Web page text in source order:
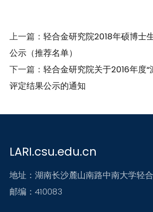
上一篇：轻合金研究院2018年硕博士
公示（推荐名单）
下一篇：轻合金研究院关于2016年度“
评定结果公示的通知
LARI.csu.edu.cn
地址：湖南长沙麓山南路中南大学轻
邮编：410083